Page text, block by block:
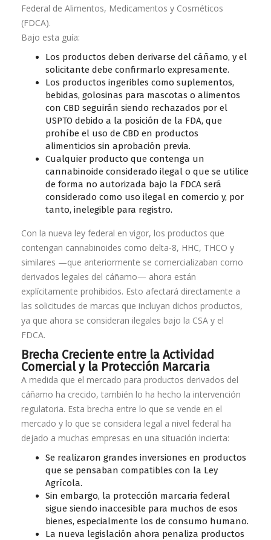
Federal de Alimentos, Medicamentos y Cosméticos
(FDCA).
Bajo esta guía:
Los productos deben derivarse del cáñamo, y el
solicitante debe confirmarlo expresamente.
Los productos ingeribles como suplementos,
bebidas, golosinas para mascotas o alimentos
con CBD seguirán siendo rechazados por el
USPTO debido a la posición de la FDA, que
prohíbe el uso de CBD en productos
alimenticios sin aprobación previa.
Cualquier producto que contenga un
cannabinoide considerado ilegal o que se utilice
de forma no autorizada bajo la FDCA será
considerado como uso ilegal en comercio y, por
tanto, inelegible para registro.
Con la nueva ley federal en vigor, los productos que
contengan cannabinoides como delta-8, HHC, THCO y
similares —que anteriormente se comercializaban como
derivados legales del cáñamo— ahora están
explícitamente prohibidos. Esto afectará directamente a
las solicitudes de marcas que incluyan dichos productos,
ya que ahora se consideran ilegales bajo la CSA y el
FDCA.
Brecha Creciente entre la Actividad
Comercial y la Protección Marcaria
A medida que el mercado para productos derivados del
cáñamo ha crecido, también lo ha hecho la intervención
regulatoria. Esta brecha entre lo que se vende en el
mercado y lo que se considera legal a nivel federal ha
dejado a muchas empresas en una situación incierta:
Se realizaron grandes inversiones en productos
que se pensaban compatibles con la Ley
Agrícola.
Sin embargo, la protección marcaria federal
sigue siendo inaccesible para muchos de esos
bienes, especialmente los de consumo humano.
La nueva legislación ahora penaliza productos